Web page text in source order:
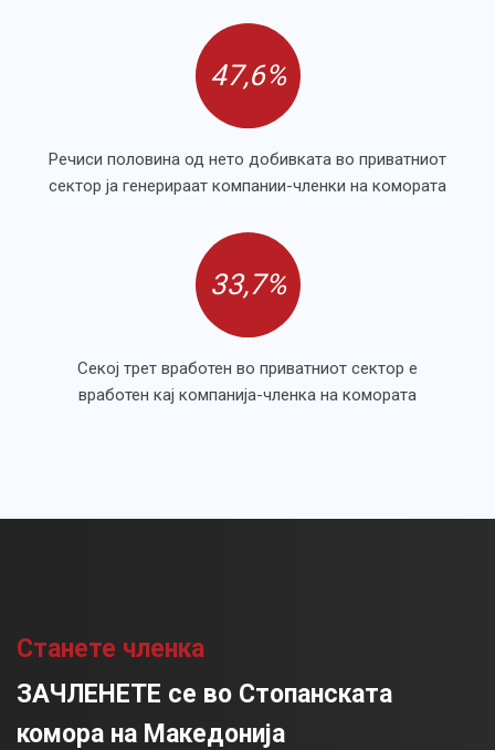
47,6%
Речиси половина од нето добивката во приватниот
сектор ја генерираат компании-членки на комората
33,7%
Секој трет вработен во приватниот сектор е
вработен кај компанија-членка на комората
Станете членка
ЗАЧЛЕНЕТЕ се во Стопанската
комора на Македонија